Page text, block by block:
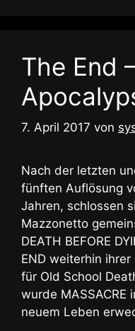
The End
7. April 2017 von
Nach der letzten
fünften Auflösung
Jahren, schlossen
Mazzonetto
DEATH BEFORE
END weiterhin
für Old School
wurde MASSACRE
neuem Leben